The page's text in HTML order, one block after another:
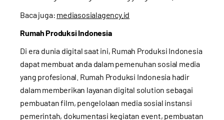
Baca juga: mediasosialagency.id
Rumah Produksi Indonesia
Di era dunia digital saat ini, Rumah Produksi Indonesia
dapat membuat anda dalam pemenuhan sosial media
yang profesional. Rumah Produksi Indonesia hadir
dalam memberikan layanan digital solution sebagai
pembuatan film, pengelolaan media sosial instansi
pemerintah, dokumentasi kegiatan event, pembuatan